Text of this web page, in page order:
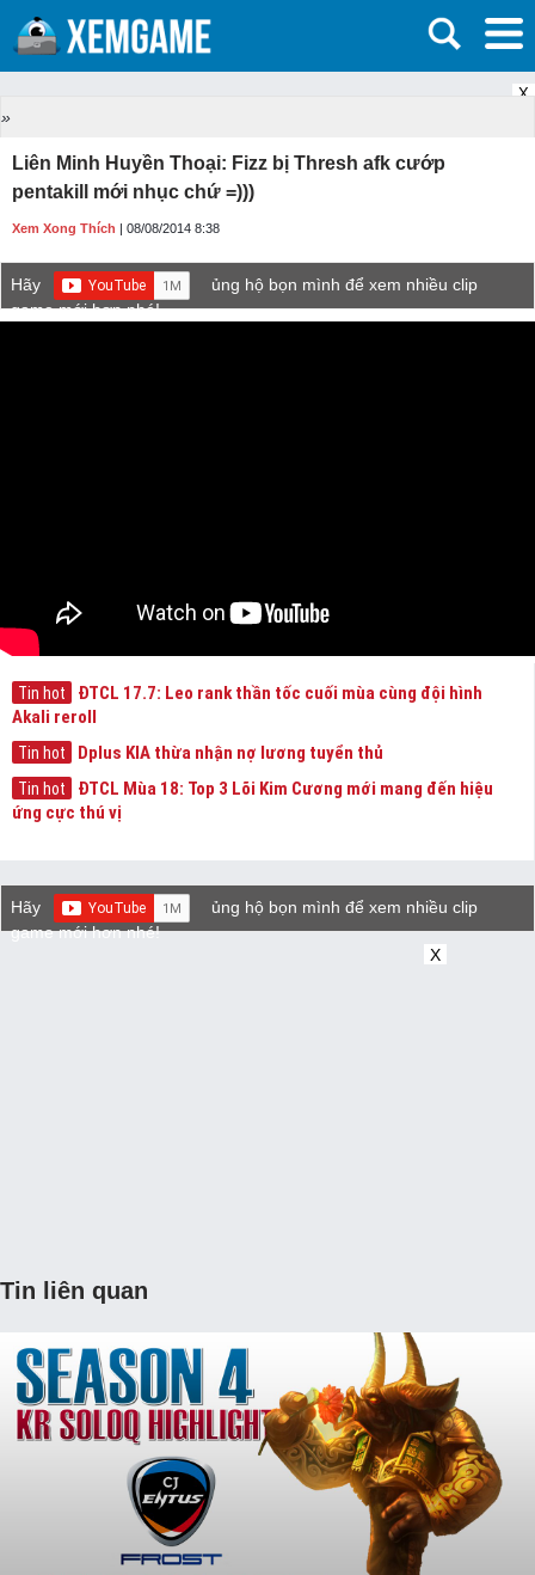
X
»
Liên Minh Huyền Thoại: Fizz bị Thresh afk cướp
pentakill mới nhục chứ =)))
Xem Xong Thích | 08/08/2014 8:38
Hãy
ủng hộ bọn mình để xem nhiều clip
game mới hơn nhé!
Tin hot
ĐTCL 17.7: Leo rank thần tốc cuối mùa cùng đội hình
Akali reroll
Tin hot Dplus KIA thừa nhận nợ lương tuyển thủ
Tin hot
ĐTCL Mùa 18: Top 3 Lõi Kim Cương mới mang đến hiệu
ứng cực thú vị
Hãy
ủng hộ bọn mình để xem nhiều clip
game mới hơn nhé!
X
Tin liên quan